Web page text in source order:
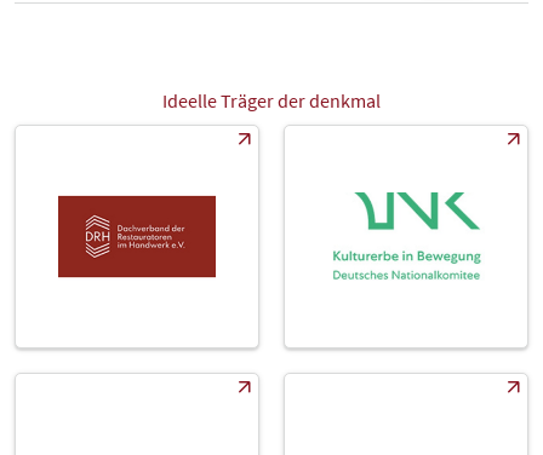
Katalog
Alle
Ideelle Träger der denkmal